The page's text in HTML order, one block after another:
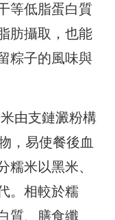
等低脂蛋白質
肪攝取，也能
粽子的風味與
由支鏈澱粉構
，易使餐後血
糯米以黑米、
。相較於糯
質、膳食纖